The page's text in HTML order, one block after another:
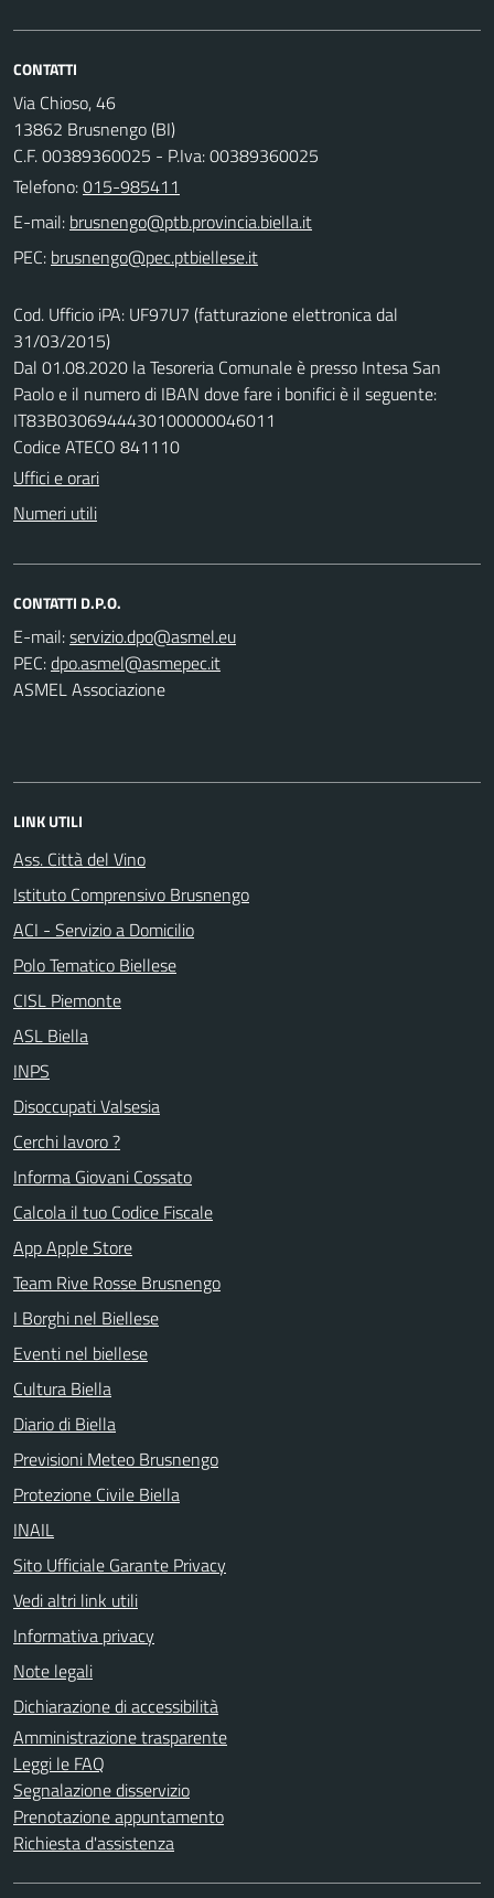
CONTATTI
Via Chioso, 46
13862 Brusnengo (BI)
C.F. 00389360025 - P.Iva: 00389360025
Telefono:015-985411
E-mail:
PEC:
Cod. Ufficio iPA: UF97U7 (fatturazione elettronica dal
31/03/2015)
Dal 01.08.2020 la Tesoreria Comunale è presso Intesa San
Paolo e il numero di IBAN dove fare i bonifici è il seguente:
IT83B0306944430100000046011
Codice ATECO 841110
Uffici e orari
Numeri utili
CONTATTI D.P.O.
E-mail:
PEC:
ASMEL Associazione
LINK UTILI
Ass. Città del Vino
Istituto Comprensivo Brusnengo
ACI - Servizio a Domicilio
Polo Tematico Biellese
CISL Piemonte
ASL Biella
INPS
Disoccupati Valsesia
Cerchi lavoro ?
Informa Giovani Cossato
Calcola il tuo Codice Fiscale
App Apple Store
Team Rive Rosse Brusnengo
I Borghi nel Biellese
Eventi nel biellese
Cultura Biella
Diario di Biella
Previsioni Meteo Brusnengo
Protezione Civile Biella
INAIL
Sito Ufficiale Garante Privacy
Vedi altri link utili
Informativa privacy
Note legali
Dichiarazione di accessibilità
Amministrazione trasparente
Leggi le FAQ
Segnalazione disservizio
Prenotazione appuntamento
Richiesta d'assistenza